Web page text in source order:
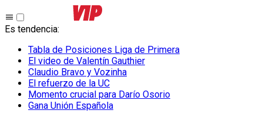
Es tendencia:
Tabla de Posiciones Liga de Primera
El video de Valentín Gauthier
Claudio Bravo y Vozinha
El refuerzo de la UC
Momento crucial para Darío Osorio
Gana Unión Española